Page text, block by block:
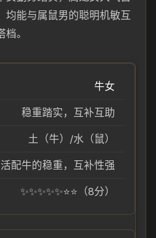
均能与属鼠男的聪明机敏互
。
牛女
稳重踏实，互补互助
土（牛）/水（鼠）
配牛的稳重，互补性强
✨✨✨✨✨⭐⭐（8分）